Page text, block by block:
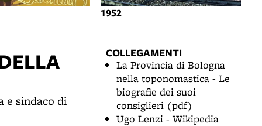
1952
e sindaco di
COLLEGAMENTI
La Provincia di Bologna
nella toponomastica - Le
biografie dei suoi
consiglieri (pdf)
Ugo Lenzi - Wikipedia